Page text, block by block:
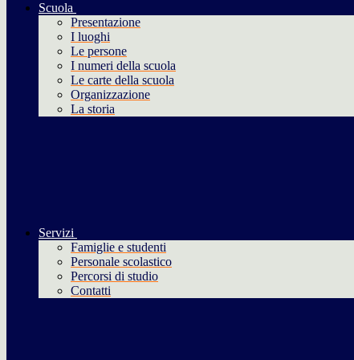
Scuola
Presentazione
I luoghi
Le persone
I numeri della scuola
Le carte della scuola
Organizzazione
La storia
Servizi
Famiglie e studenti
Personale scolastico
Percorsi di studio
Contatti